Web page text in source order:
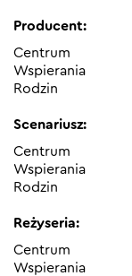
Producent:
Centrum
Wspierania
Rodzin
Scenariusz:
Centrum
Wspierania
Rodzin
Reżyseria:
Centrum
Wspierania